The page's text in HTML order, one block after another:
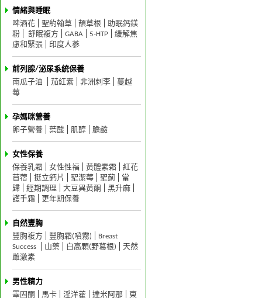
情緒與睡眠
啤酒花
聖約翰草 頡草根
助眠鈣鎂
粉
舒眠複方 GABA 5-HTP
緩解焦
慮和緊張
印度人蔘
前列腺/泌尿系統保養
南瓜子油
茄紅素 非洲刺李
蔓越
莓
孕媽咪營養
卵子營養
葉酸 肌醇 膽鹼
女性保養
保養乳霜
女性性福 黃體素霜
紅花
苜蓿
挺立鈣片 聖潔莓 聖薊
當
歸
經期調理 大豆異黃酮
黑升麻
護手霜
更年期保養
自然豐胸
豐胸複方
豐胸霜(噴霧)
Breast
Success
山藥 白高顆(野葛根)
天然
雌激素
男性精力
睪固酮
馬卡 淫洋藿 達米阿那 東